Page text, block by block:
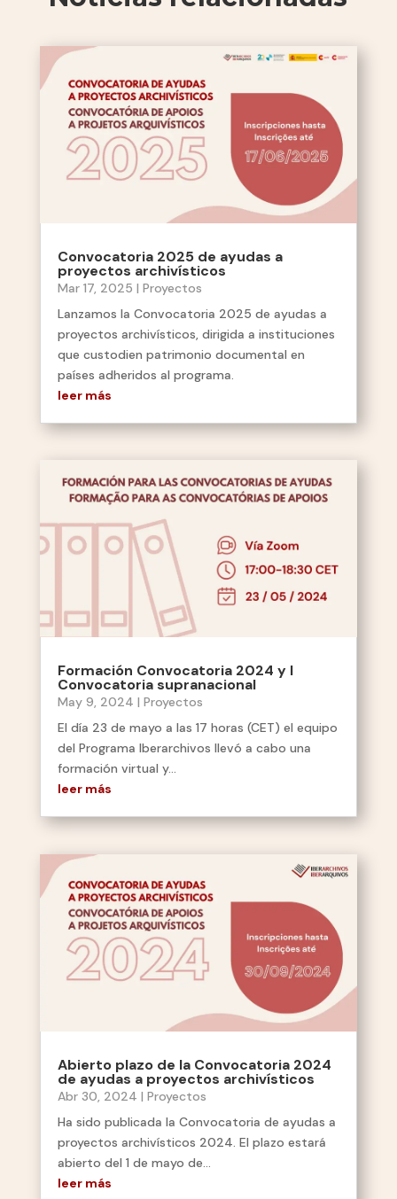
Convocatoria 2025 de ayudas a
proyectos archivísticos
Mar 17, 2025 | Proyectos
Lanzamos la Convocatoria 2025 de ayudas a
proyectos archivísticos, dirigida a instituciones
que custodien patrimonio documental en
países adheridos al programa.
leer más
Formación Convocatoria 2024 y I
Convocatoria supranacional
May 9, 2024 | Proyectos
El día 23 de mayo a las 17 horas (CET) el equipo
del Programa Iberarchivos llevó a cabo una
formación virtual y...
leer más
Abierto plazo de la Convocatoria 2024
de ayudas a proyectos archivísticos
Abr 30, 2024 | Proyectos
Ha sido publicada la Convocatoria de ayudas a
proyectos archivísticos 2024. El plazo estará
abierto del 1 de mayo de...
leer más